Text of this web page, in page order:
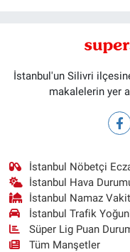
İstanbul'un Silivri
makalelerin yer
İstanbul Nöbetçi
İstanbul Hava
İstanbul Namaz
İstanbul Trafik
Süper Lig Puan
Tüm Manşetler